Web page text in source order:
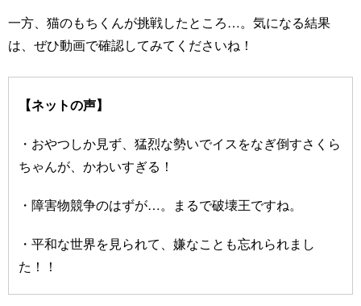
一方、猫のもちくんが挑戦したところ…。気になる結果
は、ぜひ動画で確認してみてくださいね！
【ネットの声】
・おやつしか見ず、猛烈な勢いでイスをなぎ倒すさくら
ちゃんが、かわいすぎる！
・障害物競争のはずが…。まるで破壊王ですね。
・平和な世界を見られて、嫌なことも忘れられまし
た！！